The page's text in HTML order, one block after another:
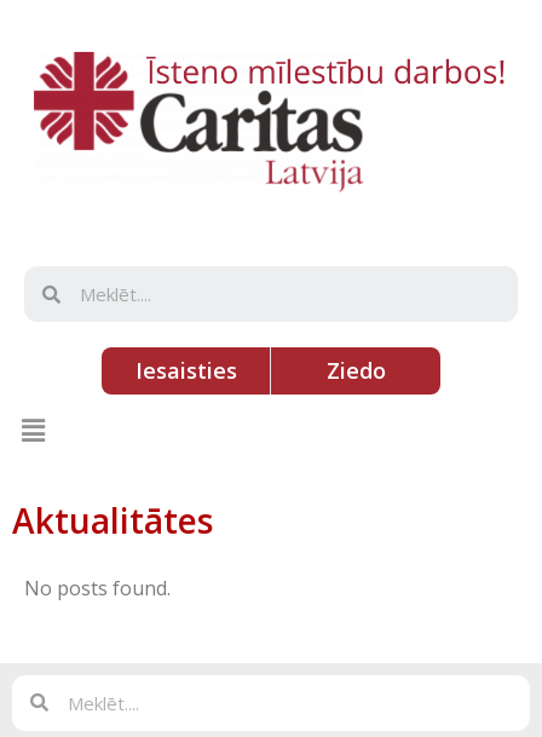
Iesaisties Ziedo
Aktualitātes
No posts found.